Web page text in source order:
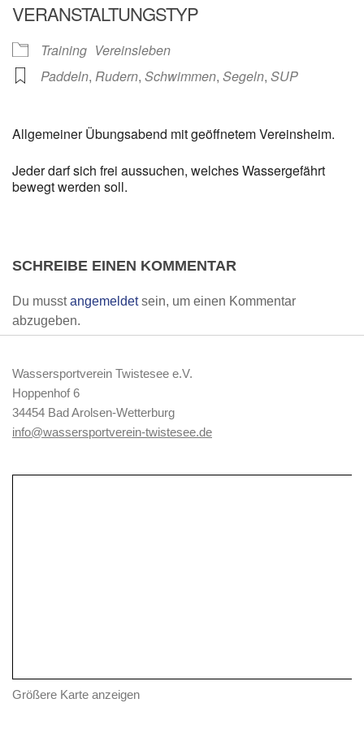
VERANSTALTUNGSTYP
Training Vereinsleben
Paddeln, Rudern, Schwimmen, Segeln, SUP
Allgemeiner Übungsabend mit geöffnetem Vereinsheim.
Jeder darf sich frei aussuchen, welches Wassergefährt
bewegt werden soll.
SCHREIBE EINEN KOMMENTAR
Du musstangemeldetsein, um einen Kommentar
abzugeben.
Wassersportverein Twistesee e.V.
Hoppenhof 6
34454 Bad Arolsen-Wetterburg
info@wassersportverein-twistesee.de
Größere Karte anzeigen